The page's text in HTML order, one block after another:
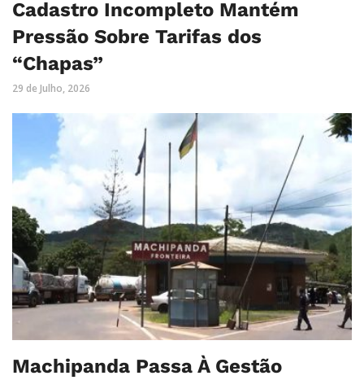
Cadastro Incompleto Mantém
Pressão Sobre Tarifas dos
“Chapas”
29 de Julho, 2026
Machipanda Passa À Gestão